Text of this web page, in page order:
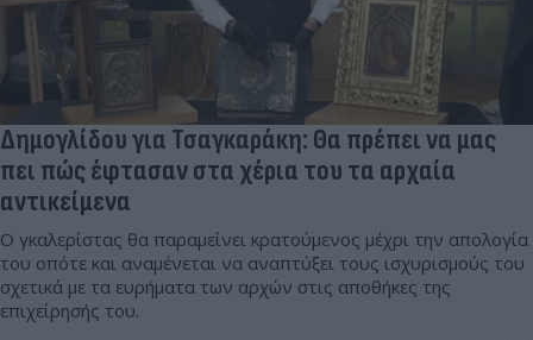
Δημογλίδου για Τσαγκαράκη: Θα πρέπει να μας
πει πώς έφτασαν στα χέρια του τα αρχαία
αντικείμενα
Ο γκαλερίστας θα παραμείνει κρατούμενος μέχρι την απολογία
του οπότε και αναμένεται να αναπτύξει τους ισχυρισμούς του
σχετικά με τα ευρήματα των αρχών στις αποθήκες της
επιχείρησής του.